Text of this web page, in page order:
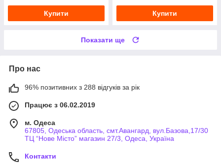
Купити Купити
Показати ще
Про нас
96% позитивних з 288 відгуків за рік
Працює з 06.02.2019
м. Одеса
67805, Одеська область, смт.Авангард, вул.Базова,17/30
ТЦ “Нове Місто” магазин 27/3, Одеса, Україна
Контакти